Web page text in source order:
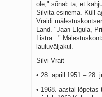
ole," sõnab ta, et
Silvita esinema. Küll
Vraidi
Land. "Jaan Elgula,
Listra..."
lauluväljakul.
Silvi Vrait
• 28. aprill 1951 – 28.
• 1968. aastal lõpetas